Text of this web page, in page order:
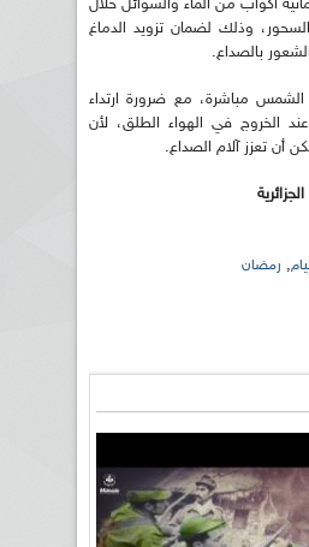
أكواب من الماء والسوائل خلال
وذلك لضمان تزويد الدماغ
بالصداع.
مباشرة، مع ضرورة ارتداء
الخروج في الهواء الطلق، لأن
تعزز آلام الصداع.
, رمضان